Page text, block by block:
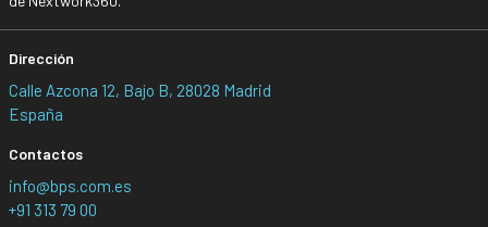
Dirección
Calle Azcona 12, Bajo B, 28028 Madrid
España
Contactos
info@bps.com.es
+91 313 79 00